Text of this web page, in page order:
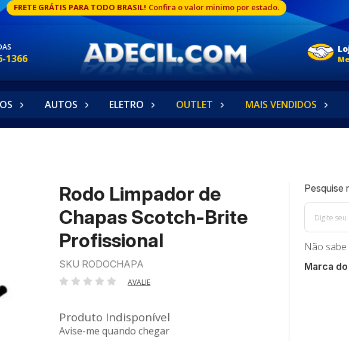
FRETE GRÁTIS PARA TODO BRASIL! Confira o valor minimo por estado.
1366
AUTOS ELETRO OUTLET MAIS VENDIDOS
Rodo Limpador de
Chapas Scotch-Brite
Profissional
SKU RODOCHAPA
AVALIE
Produto Indisponível
Avise-me quando chegar
Não sabe
Marca